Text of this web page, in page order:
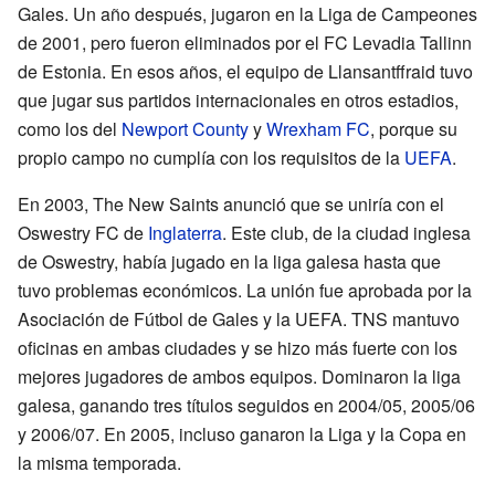
Gales. Un año después, jugaron en la Liga de Campeones
de 2001, pero fueron eliminados por el FC Levadia Tallinn
de Estonia. En esos años, el equipo de Llansantffraid tuvo
que jugar sus partidos internacionales en otros estadios,
como los del Newport CountyyWrexham FC, porque su
propio campo no cumplía con los requisitos de la UEFA.
En 2003, The New Saints anunció que se uniría con el
Oswestry FC de Inglaterra. Este club, de la ciudad inglesa
de Oswestry, había jugado en la liga galesa hasta que
tuvo problemas económicos. La unión fue aprobada por la
Asociación de Fútbol de Gales y la UEFA. TNS mantuvo
oficinas en ambas ciudades y se hizo más fuerte con los
mejores jugadores de ambos equipos. Dominaron la liga
galesa, ganando tres títulos seguidos en 2004/05, 2005/06
y 2006/07. En 2005, incluso ganaron la Liga y la Copa en
la misma temporada.